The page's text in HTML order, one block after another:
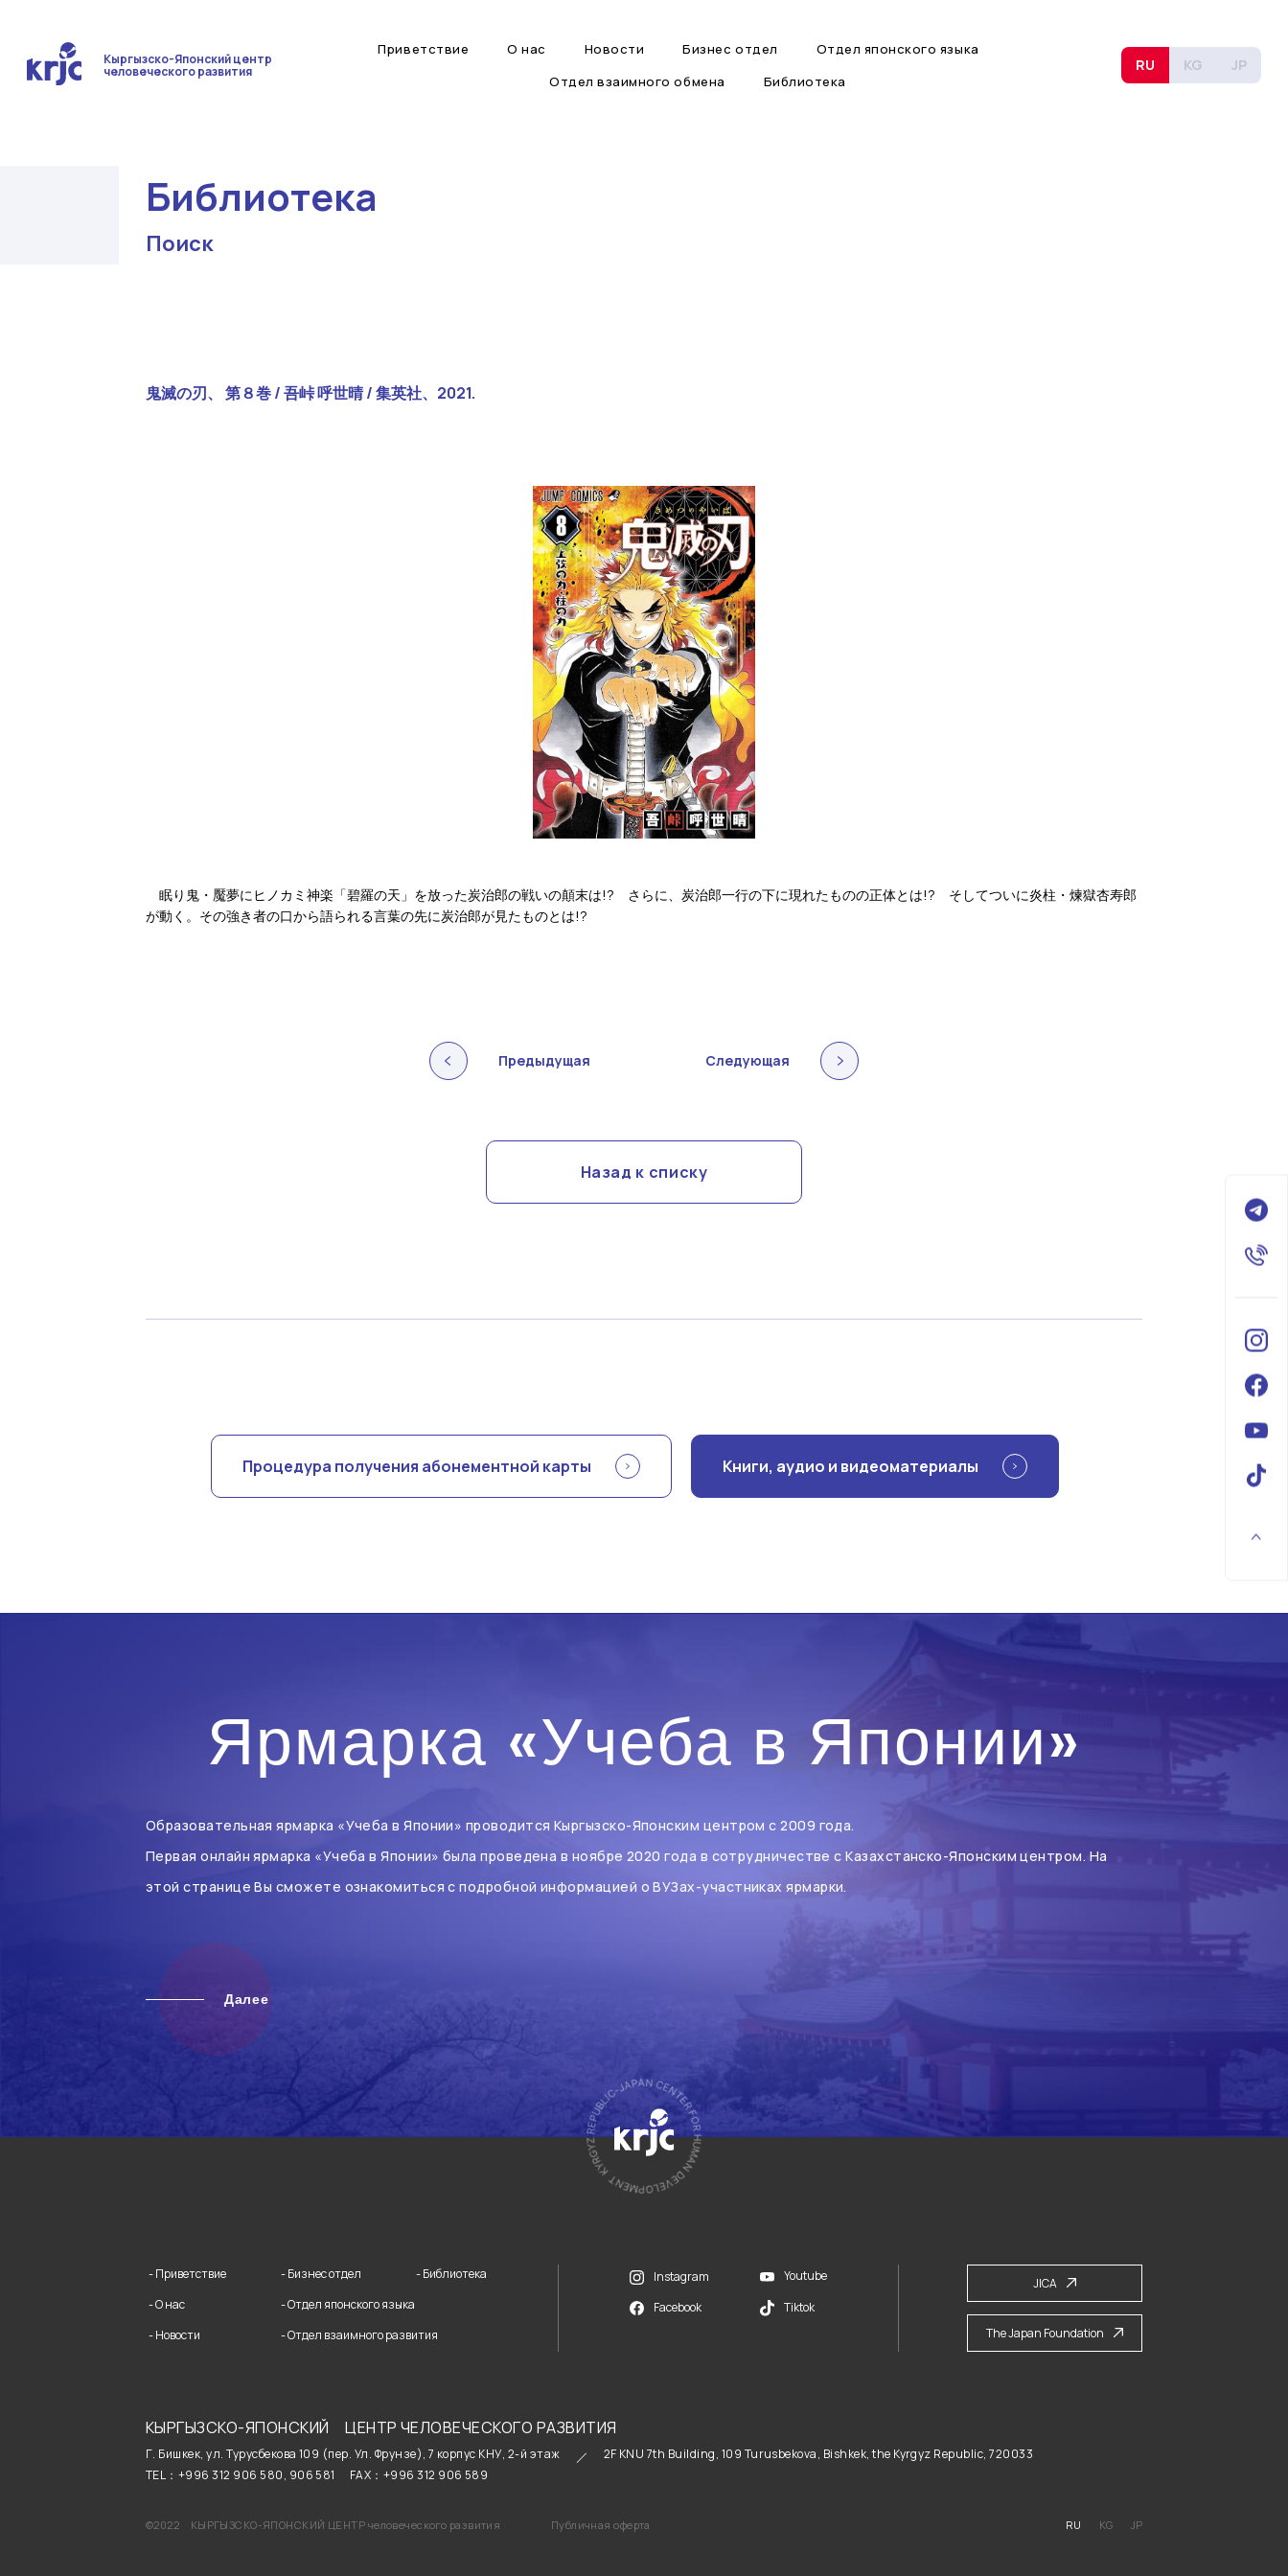
Кыргызско-Японский центр
человеческого развития
Приветствие О нас Новости Бизнес отдел
Отдел японского языка
Отдел взаимного обмена
Библиотека
RU KG JP
Библиотека
Поиск
鬼滅の刃、 第８巻 / 吾峠 呼世晴 / 集英社、2021.
眠り鬼・魘夢にヒノカミ神楽「碧羅の天」を放った炭治郎の戦いの顛末は!? さらに、炭治郎一行の下に現れたものの正体とは!? そしてついに炎柱・煉獄杏寿郎
が動く。その強き者の口から語られる言葉の先に炭治郎が見たものとは!?
Предыдущая Следующая
Назад к списку
Процедура получения абонементной карты Книги, аудио и видеоматериалы
Ярмарка «Учеба в Японии»
Образовательная ярмарка «Учеба в Японии» проводится Кыргызско-Японским центром с 2009 года.
Первая онлайн ярмарка «Учеба в Японии» была проведена в ноябре 2020 года в сотрудничестве с Казахстанско-Японским центром. На
этой странице Вы сможете ознакомиться с подробной информацией о ВУЗах-участниках ярмарки.
Далее
- Приветствие - Бизнес отдел
- Библиотека
- О нас
- Отдел японского языка
- Новости
- Отдел взаимного развития
Instagram
Youtube
Facebook
Tiktok
JICA
The Japan Foundation
КЫРГЫЗСКО-ЯПОНСКИЙ ЦЕНТР ЧЕЛОВЕЧЕСКОГО РАЗВИТИЯ
Г. Бишкек, ул. Турусбекова 109 (пер. Ул. Фрунзе), 7 корпус КНУ, 2-й этаж
2F KNU 7th Building, 109 Turusbekova, Bishkek, the Kyrgyz Republic, 720033
TEL：+996 312 906 580, 906 581
FAX：+996 312 906 589
©2022 КЫРГЫЗСКО-ЯПОНСКИЙ ЦЕНТР человеческого развития Публичная оферта RU KG JP